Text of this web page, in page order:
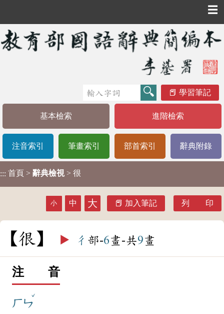
☰
學習筆記
基本檢索 進階檢索
注音索引 筆畫索引 部首索引 辭典附錄
::: 首頁 > 辭典檢視 > 很
小 中 大 加入筆記 列 印
很 ▶️ 彳 部-6畫-共9畫
注 音
ㄏㄣ
ˇ